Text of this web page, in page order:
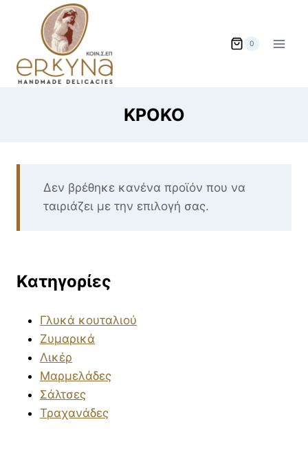
0
ΚΡΟΚΟ
Δεν βρέθηκε κανένα προϊόν που να
ταιριάζει με την επιλογή σας.
Κατηγορίες
Γλυκά κουταλιού
Ζυμαρικά
Λικέρ
Μαρμελάδες
Σάλτσες
Τραχανάδες